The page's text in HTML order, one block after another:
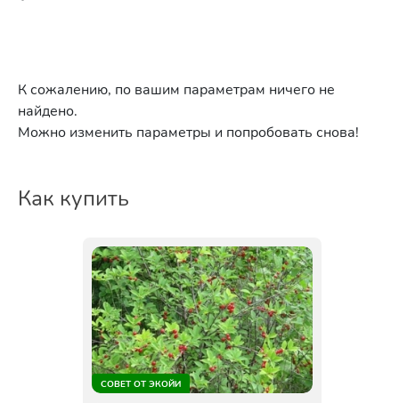
К сожалению, по вашим параметрам ничего не
найдено.
Можно изменить параметры и попробовать снова!
Как купить
СОВЕТ ОТ ЭКОЙИ